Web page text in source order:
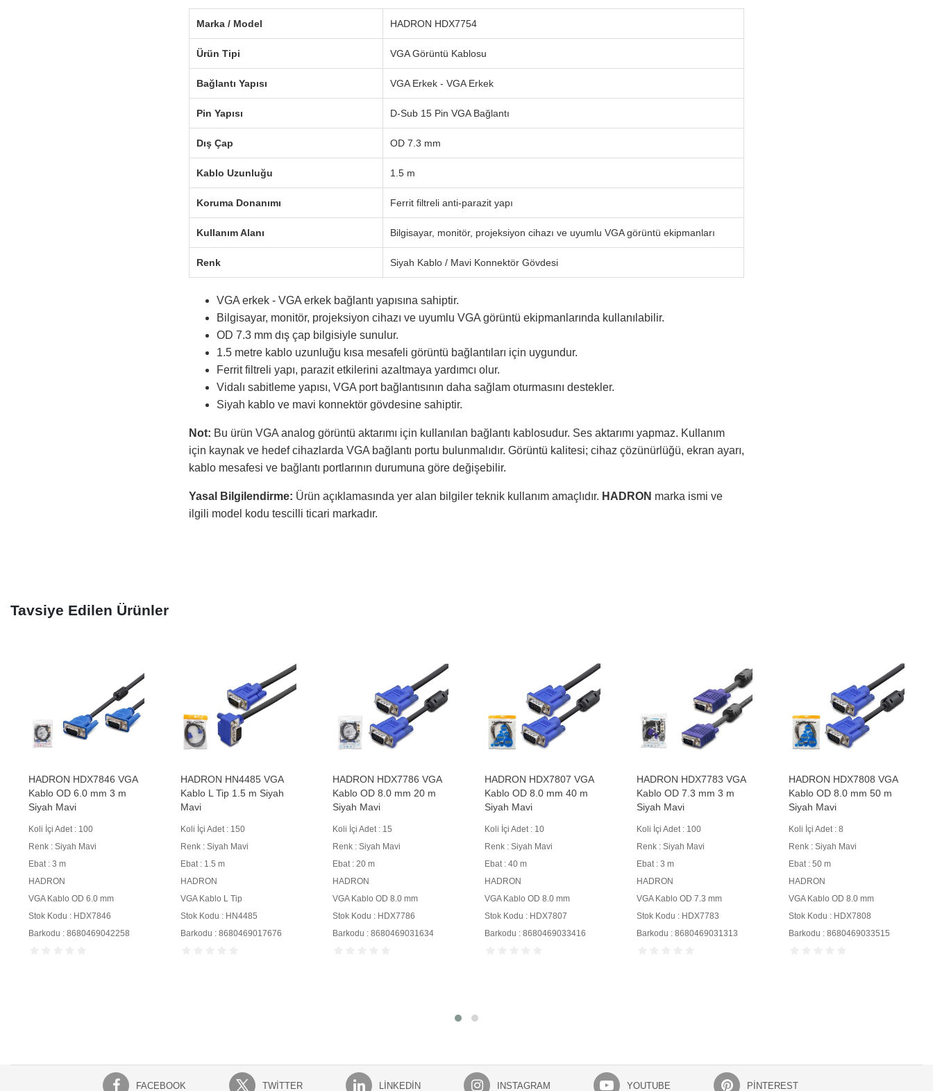
Marka / Model HADRON HDX7754
Ürün Tipi VGA Görüntü Kablosu
Bağlantı Yapısı VGA Erkek - VGA Erkek
Pin Yapısı D-Sub 15 Pin VGA Bağlantı
Dış Çap OD 7.3 mm
Kablo Uzunluğu 1.5 m
Koruma Donanımı Ferrit filtreli anti-parazit yapı
Kullanım Alanı Bilgisayar, monitör, projeksiyon cihazı ve uyumlu VGA görüntü ekipmanları
Renk Siyah Kablo / Mavi Konnektör Gövdesi
VGA erkek - VGA erkek bağlantı yapısına sahiptir.
Bilgisayar, monitör, projeksiyon cihazı ve uyumlu VGA görüntü ekipmanlarında kullanılabilir.
OD 7.3 mm dış çap bilgisiyle sunulur.
1.5 metre kablo uzunluğu kısa mesafeli görüntü bağlantıları için uygundur.
Ferrit filtreli yapı, parazit etkilerini azaltmaya yardımcı olur.
Vidalı sabitleme yapısı, VGA port bağlantısının daha sağlam oturmasını destekler.
Siyah kablo ve mavi konnektör gövdesine sahiptir.
Not: Bu ürün VGA analog görüntü aktarımı için kullanılan bağlantı kablosudur. Ses aktarımı yapmaz. Kullanım
için kaynak ve hedef cihazlarda VGA bağlantı portu bulunmalıdır. Görüntü kalitesi; cihaz çözünürlüğü, ekran ayarı,
kablo mesafesi ve bağlantı portlarının durumuna göre değişebilir.
Yasal Bilgilendirme: Ürün açıklamasında yer alan bilgiler teknik kullanım amaçlıdır. HADRON marka ismi ve
ilgili model kodu tescilli ticari markadır.
Tavsiye Edilen Ürünler
HADRON HDX7846 VGA
Kablo OD 6.0 mm 3 m
Siyah Mavi
Koli İçi Adet : 100
Renk : Siyah Mavi
Ebat : 3 m
HADRON
VGA Kablo OD 6.0 mm
Stok Kodu : HDX7846
Barkodu : 8680469042258
HADRON HN4485 VGA
Kablo L Tip 1.5 m Siyah
Mavi
Koli İçi Adet : 150
Renk : Siyah Mavi
Ebat : 1.5 m
HADRON
VGA Kablo L Tip
Stok Kodu : HN4485
Barkodu : 8680469017676
HADRON HDX7786 VGA
Kablo OD 8.0 mm 20 m
Siyah Mavi
Koli İçi Adet : 15
Renk : Siyah Mavi
Ebat : 20 m
HADRON
VGA Kablo OD 8.0 mm
Stok Kodu : HDX7786
Barkodu : 8680469031634
HADRON HDX7807 VGA
Kablo OD 8.0 mm 40 m
Siyah Mavi
Koli İçi Adet : 10
Renk : Siyah Mavi
Ebat : 40 m
HADRON
VGA Kablo OD 8.0 mm
Stok Kodu : HDX7807
Barkodu : 8680469033416
HADRON HDX7783 VGA
Kablo OD 7.3 mm 3 m
Siyah Mavi
Koli İçi Adet : 100
Renk : Siyah Mavi
Ebat : 3 m
HADRON
VGA Kablo OD 7.3 mm
Stok Kodu : HDX7783
Barkodu : 8680469031313
HADRON HDX7808 VGA
Kablo OD 8.0 mm 50 m
Siyah Mavi
Koli İçi Adet : 8
Renk : Siyah Mavi
Ebat : 50 m
HADRON
VGA Kablo OD 8.0 mm
Stok Kodu : HDX7808
Barkodu : 8680469033515
FACEBOOK TWITTER LINKEDIN INSTAGRAM YOUTUBE PINTEREST